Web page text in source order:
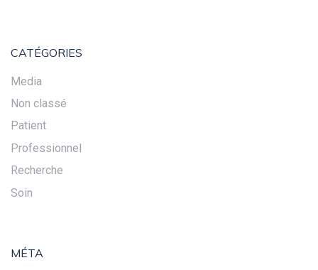
CATÉGORIES
Media
Non classé
Patient
Professionnel
Recherche
Soin
MÉTA